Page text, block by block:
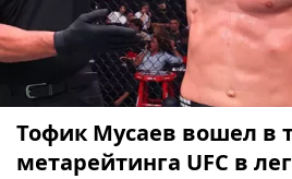
Тофик Мусаев вошел в
метарейтинга UFC в